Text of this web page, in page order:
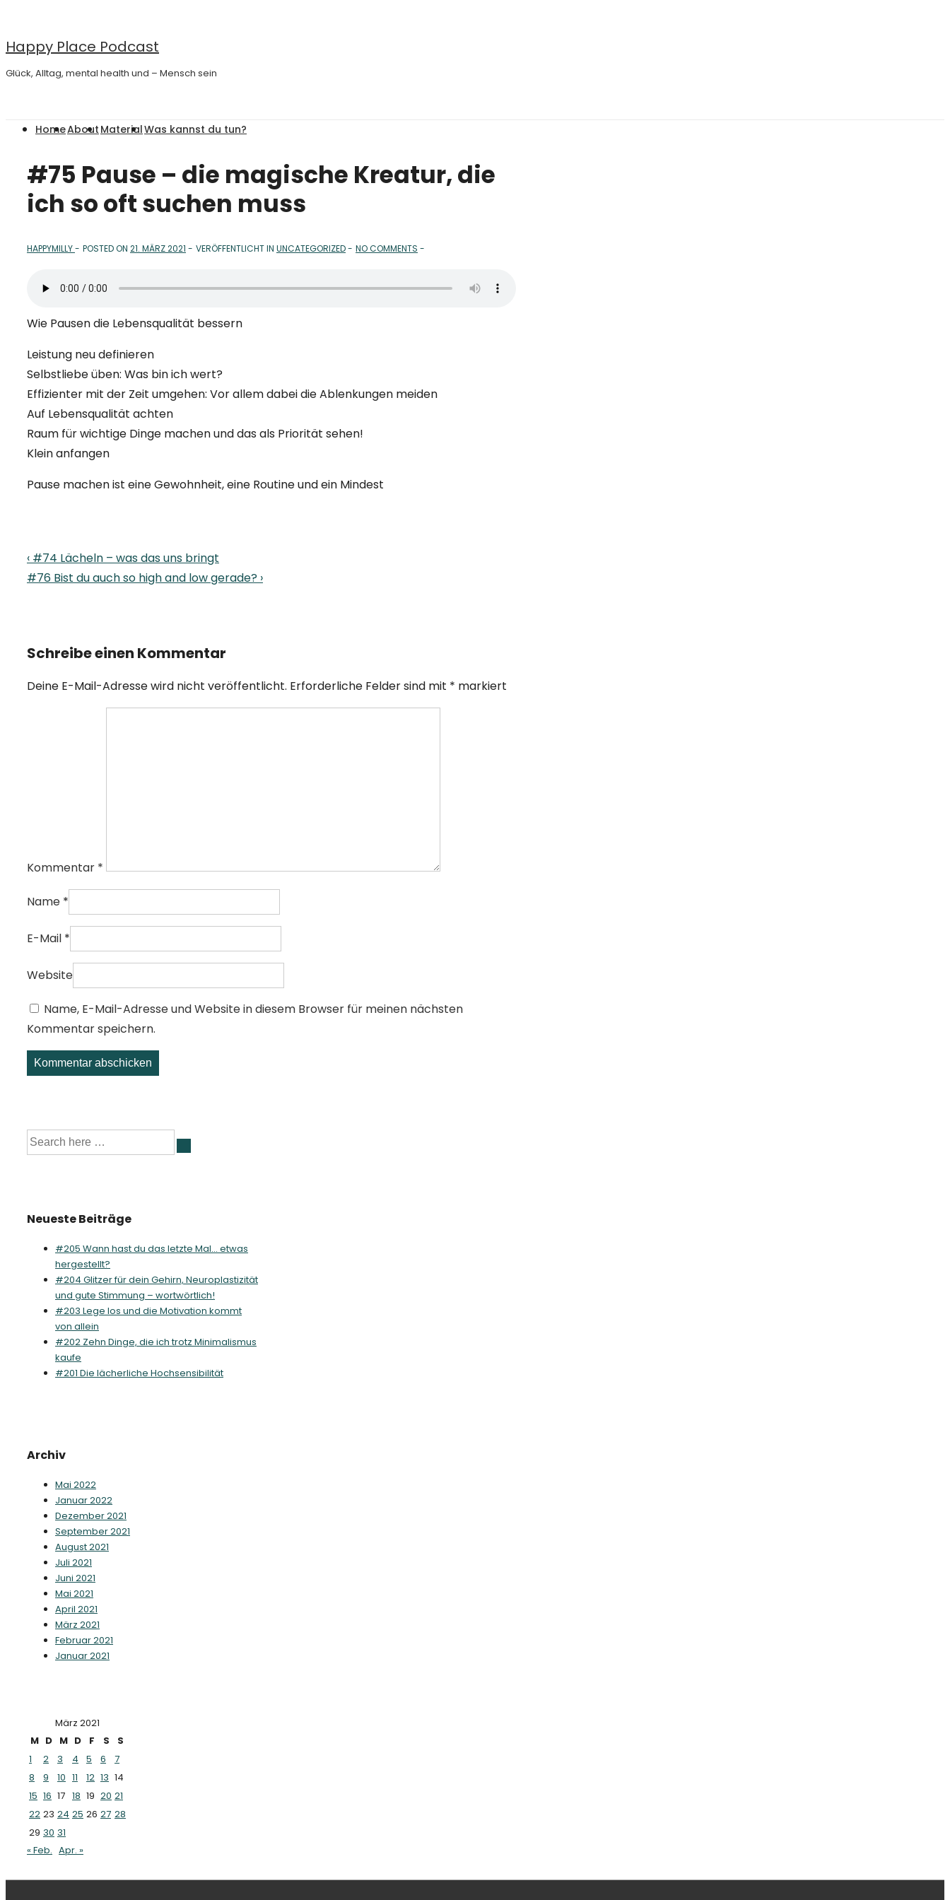
Inhalt
Happy Place Podcast
Glück, Alltag, mental health und – Mensch sein
MainHomeAbout MaterialWas kannst du tun?
#75 Pause – die magische Kreatur, die
ich so oft suchen muss
HAPPYMILLY POSTED ON 21. MÄRZ 2021 VERÖFFENTLICHT IN UNCATEGORIZED NO COMMENTS
Wie Pausen die Lebensqualität bessern
Leistung neu definieren
Selbstliebe üben: Was bin ich wert?
Effizienter mit der Zeit umgehen: Vor allem dabei die Ablenkungen meiden
Auf Lebensqualität achten
Raum für wichtige Dinge machen und das als Priorität sehen!
Klein anfangen
Pause machen ist eine Gewohnheit, eine Routine und ein Mindest
Beitragsnavigation
Previous
Post
‹ #74 Lächeln – was das uns bringt
Next
#76 Bist du auch so high and low gerade? ›
Schreibe einen Kommentar
Deine E-Mail-Adresse wird nicht veröffentlicht. Erforderliche Felder sind mit * markiert
Kommentar *
Name *
E-Mail *
Website
Name, E-Mail-Adresse und Website in diesem Browser für meinen nächsten
Kommentar speichern.
Suche
nach:
Neueste Beiträge
#205 Wann hast du das letzte Mal… etwas
hergestellt?
#204 Glitzer für dein Gehirn, Neuroplastizität
und gute Stimmung – wortwörtlich!
#203 Lege los und die Motivation kommt
von allein
#202 Zehn Dinge, die ich trotz Minimalismus
kaufe
#201 Die lächerliche Hochsensibilität
Archiv
Mai 2022
Januar 2022
Dezember 2021
September 2021
August 2021
Juli 2021
Juni 2021
Mai 2021
April 2021
März 2021
Februar 2021
Januar 2021
März 2021
M D M D F S
S
1
2 3 4 5 6
7
8
9 10 11 12 13 14
15 16 17 18 19 20 21
22 23 24 25 26 27 28
29 30 31
« Feb. Apr. »